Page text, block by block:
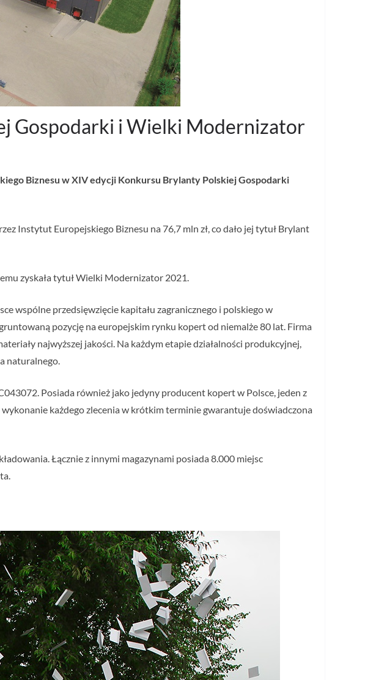
Gospodarki i Wielki Modernizator
Biznesu w XIV edycji Konkursu Brylanty Polskiej Gospodarki
Instytut Europejskiego Biznesu na 76,7 mln zł, co dało jej tytuł Brylant
zyskała tytuł Wielki Modernizator 2021.
wspólne przedsięwzięcie kapitału zagranicznego i polskiego w
pozycję na europejskim rynku kopert od niemalże 80 lat. Firma
najwyższej jakości. Na każdym etapie działalności produkcyjnej,
naturalnego.
Posiada również jako jedyny producent kopert w Polsce, jeden z
każdego zlecenia w krótkim terminie gwarantuje doświadczona
Łącznie z innymi magazynami posiada 8.000 miejsc